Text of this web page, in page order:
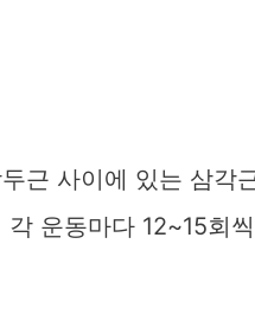
근 사이에 있는 삼각
운동마다 12~15회